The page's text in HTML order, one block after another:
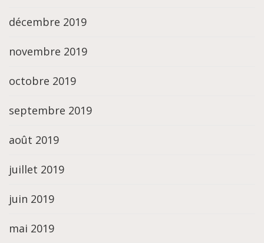
décembre 2019
novembre 2019
octobre 2019
septembre 2019
août 2019
juillet 2019
juin 2019
mai 2019